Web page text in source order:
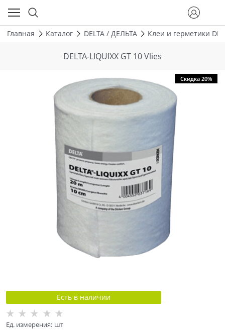
Главная Каталог DELTA / ДЕЛЬТА Клеи и герметики
DELTA-LIQUIXX GT 10 Vlies
Скидка 20%
Есть в наличии
Ед. измерения: шт